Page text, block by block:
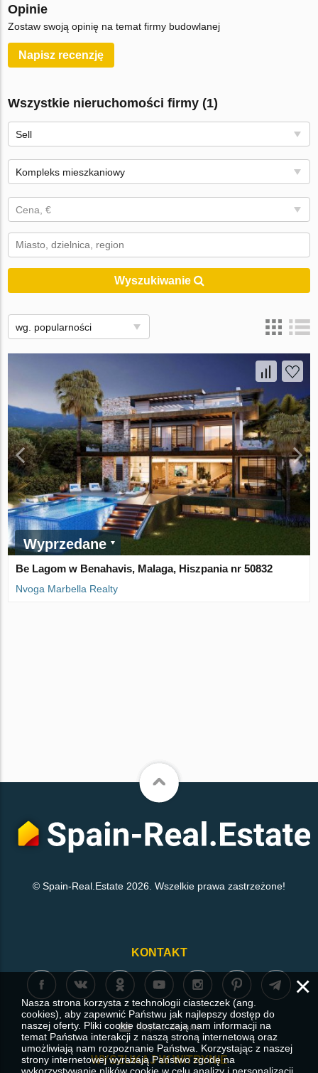
Opinie
Zostaw swoją opinię na temat firmy budowlanej
Napisz recenzję
Wszystkie nieruchomości firmy (1)
Sell
Kompleks mieszkaniowy
Cena, €
Wyszukiwanie
wg. popularności
Wyprzedane
Be Lagom w Benahavis, Malaga, Hiszpania nr 50832
Nvoga Marbella Realty
© Spain-Real.Estate 2026. Wszelkie prawa zastrzeżone!
KONTAKT
Napisz do nas
WYSZUKAJ W WITRYNIE
×
Nasza strona korzysta z technologii ciasteczek (ang.
cookies), aby zapewnić Państwu jak najlepszy dostęp do
naszej oferty. Pliki cookie dostarczają nam informacji na
temat Państwa interakcji z naszą stroną internetową oraz
umożliwiają nam rozpoznanie Państwa. Korzystając z naszej
strony internetowej wyrażają Państwo zgodę na